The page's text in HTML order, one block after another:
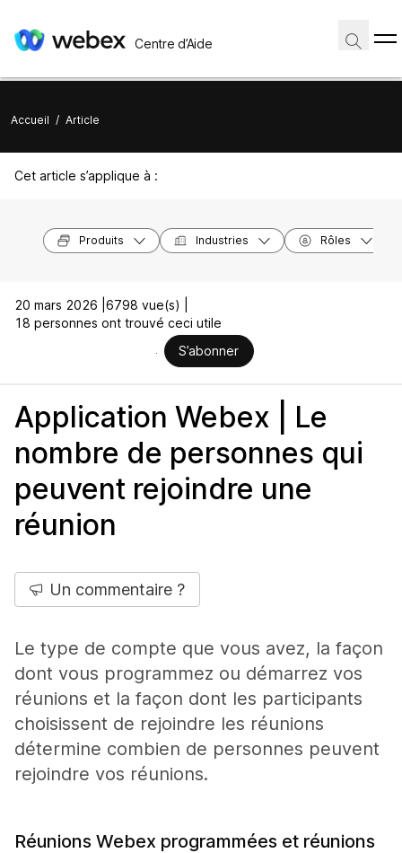
Centre d’Aide
Accueil / Article
Cet article s’applique à :
Produits Industries Rôles
20 mars 2026 | 6798 vue(s) |
18 personnes ont trouvé ceci utile
S’abonner
Application Webex | Le
nombre de personnes qui
peuvent rejoindre une
réunion
Un commentaire ?
Le type de compte que vous avez, la façon
dont vous programmez ou démarrez vos
réunions et la façon dont les participants
choisissent de rejoindre les réunions
détermine combien de personnes peuvent
rejoindre vos réunions.
Réunions Webex programmées et réunions